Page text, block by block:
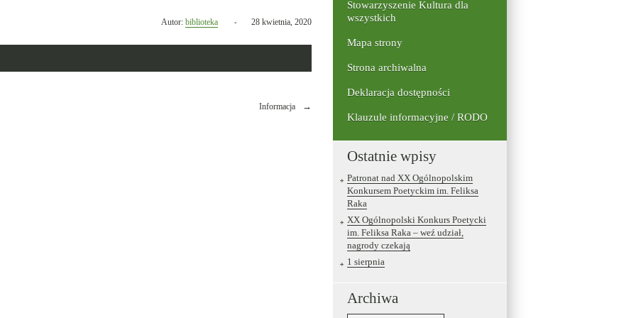
Autor: bibliotekaOpublikowano
dniu
28 kwietnia, 2020
Informacja
Stowarzyszenie Kultura dla
wszystkich
Mapa strony
Strona archiwalna
Deklaracja dostępności
Klauzule informacyjne / RODO
Ostatnie wpisy
Patronat nad XX Ogólnopolskim
Konkursem Poetyckim im. Feliksa
Raka
XX Ogólnopolski Konkurs Poetycki
im. Feliksa Raka – weź udział,
nagrody czekają
1 sierpnia
Archiwa